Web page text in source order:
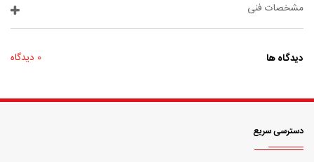
مشخصات فنی
دیدگاه ها 0 دیدگاه
دسترسی سریع